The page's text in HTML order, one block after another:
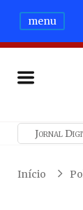
menu
Jornal
Início